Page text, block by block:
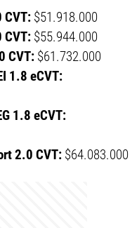
CVT: $51.918.000
CVT: $55.944.000
CVT: $61.732.000
1.8 eCVT:
1.8 eCVT:
2.0 CVT: $64.083.000